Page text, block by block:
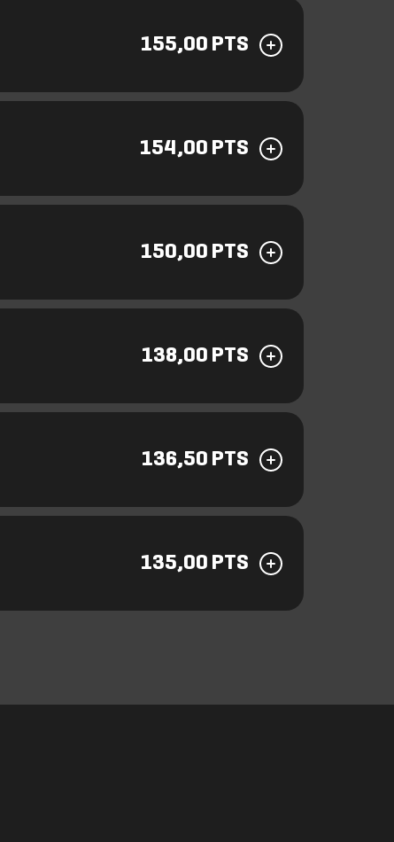
155,00 PTS
154,00 PTS
150,00 PTS
138,00 PTS
136,50 PTS
135,00 PTS